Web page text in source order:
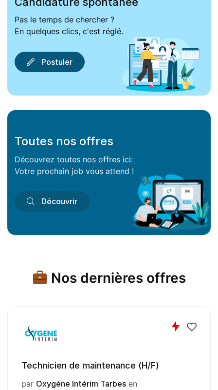
Pas le temps de chercher ?
En quelques clics, c'est réglé.
Postuler
Toutes nos offres
Découvrez toutes nos offres ici:
Votre prochain job vous attend !
Découvrir
Nos dernières offres
Technicien de maintenance (H/F)
par Oxygène Intérim Tarbes en